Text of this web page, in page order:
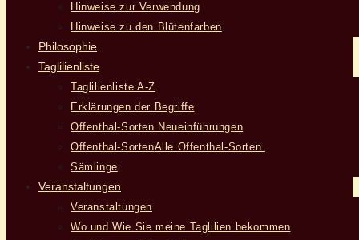
Hinweise zur Verwendung
Hinweise zu den Blütenfarben
Philosophie
Taglilienliste
Taglilienliste A-Z
Erklärungen der Begriffe
Offenthal-Sorten Neueinführungen
Offenthal-SortenAlle Offenthal-Sorten.
Sämlinge
Veranstaltungen
Veranstaltungen
Wo und Wie Sie meine Taglilien bekommen